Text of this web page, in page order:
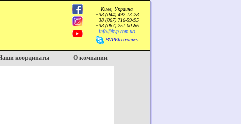
Киев, Украина
+38 (044) 492-13-28
+38 (067) 716-59-95
+38 (067) 251-00-86
info@bvp.com.ua
BVPElectronics
координаты О компании